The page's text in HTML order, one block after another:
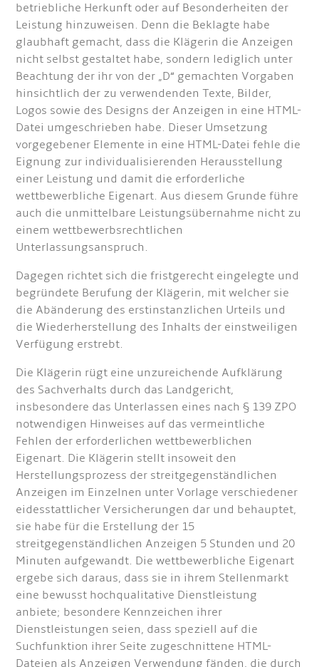
betriebliche Herkunft oder auf Besonderheiten der
Leistung hinzuweisen. Denn die Beklagte habe
glaubhaft gemacht, dass die Klägerin die Anzeigen
nicht selbst gestaltet habe, sondern lediglich unter
Beachtung der ihr von der „D“ gemachten Vorgaben
hinsichtlich der zu verwendenden Texte, Bilder,
Logos sowie des Designs der Anzeigen in eine HTML-
Datei umgeschrieben habe. Dieser Umsetzung
vorgegebener Elemente in eine HTML-Datei fehle die
Eignung zur individualisierenden Herausstellung
einer Leistung und damit die erforderliche
wettbewerbliche Eigenart. Aus diesem Grunde führe
auch die unmittelbare Leistungsübernahme nicht zu
einem wettbewerbsrechtlichen
Unterlassungsanspruch.
Dagegen richtet sich die fristgerecht eingelegte und
begründete Berufung der Klägerin, mit welcher sie
die Abänderung des erstinstanzlichen Urteils und
die Wiederherstellung des Inhalts der einstweiligen
Verfügung erstrebt.
Die Klägerin rügt eine unzureichende Aufklärung
des Sachverhalts durch das Landgericht,
insbesondere das Unterlassen eines nach § 139 ZPO
notwendigen Hinweises auf das vermeintliche
Fehlen der erforderlichen wettbewerblichen
Eigenart. Die Klägerin stellt insoweit den
Herstellungsprozess der streitgegenständlichen
Anzeigen im Einzelnen unter Vorlage verschiedener
eidesstattlicher Versicherungen dar und behauptet,
sie habe für die Erstellung der 15
streitgegenständlichen Anzeigen 5 Stunden und 20
Minuten aufgewandt. Die wettbewerbliche Eigenart
ergebe sich daraus, dass sie in ihrem Stellenmarkt
eine bewusst hochqualitative Dienstleistung
anbiete; besondere Kennzeichen ihrer
Dienstleistungen seien, dass speziell auf die
Suchfunktion ihrer Seite zugeschnittene HTML-
Dateien als Anzeigen Verwendung fänden, die durch